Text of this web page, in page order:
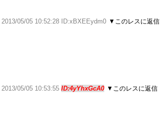
2013/05/05 10:52:28 ID:xBXEEydm0 ▼このレスに返信
2013/05/05 10:53:55 ID:4yYhxGcA0 ▼このレスに返信